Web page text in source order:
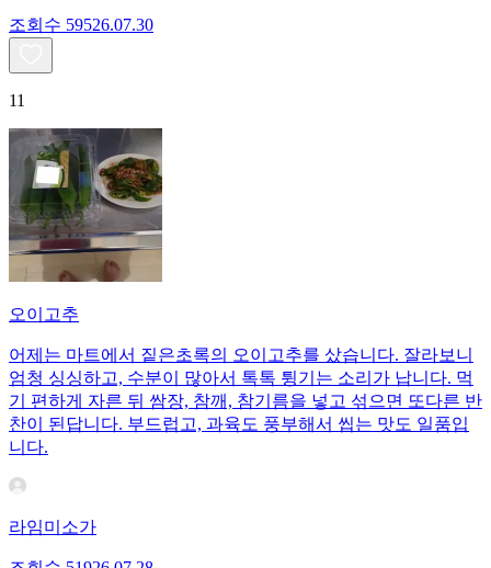
조회수 59526.07.30
11
오이고추
어제는 마트에서 짙은초록의 오이고추를 샀습니다. 잘라보니
엄청 싱싱하고, 수분이 많아서 톡톡 튕기는 소리가 납니다. 먹
기 편하게 자른 뒤 쌈장, 참깨, 참기름을 넣고 섞으면 또다른 반
찬이 된답니다. 부드럽고, 과육도 풍부해서 씹는 맛도 일품입
니다.
라임미소가